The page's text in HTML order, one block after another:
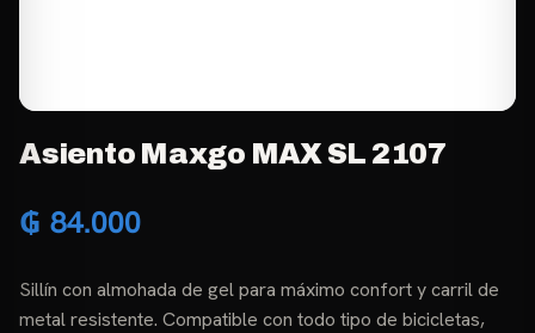
Asiento Maxgo MAX SL 2107
₲ 84.000
Sillín con almohada de gel para máximo confort y carril de
metal resistente. Compatible con todo tipo de bicicletas,